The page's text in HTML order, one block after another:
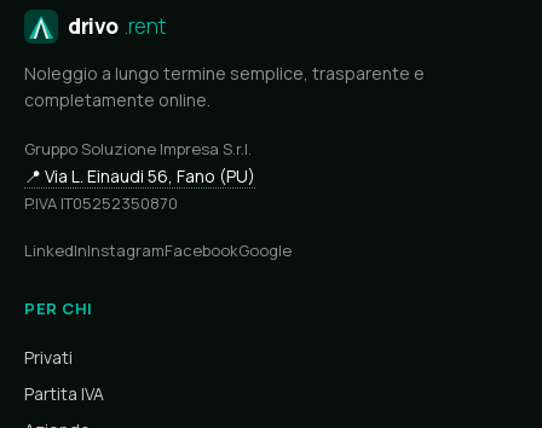
drivo .rent
Noleggio a lungo termine semplice, trasparente e
completamente online.
Gruppo Soluzione Impresa S.r.l.
📍 Via L. Einaudi 56, Fano (PU)
P.IVA IT05252350870
LinkedInInstagramFacebookGoogle
PER CHI
Privati
Partita IVA